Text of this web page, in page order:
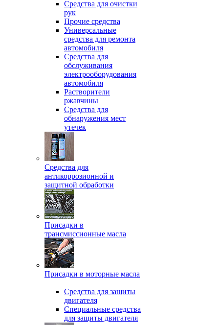
Средства для очистки
рук
Прочие средства
Универсальные
средства для ремонта
автомобиля
Средства для
обслуживания
электрооборудования
автомобиля
Растворители
ржавчины
Средства для
обнаружения мест
утечек
Средства для
антикоррозионной и
защитной обработки
Присадки в
трансмиссионные масла
Присадки в моторные масла
Средства для защиты
двигателя
Специальныe средства
для защиты двигателя